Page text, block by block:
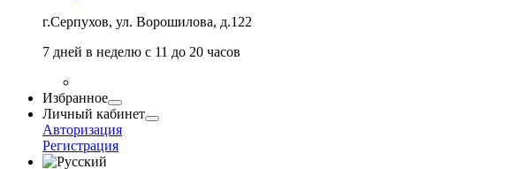
г.Серпухов, ул. Ворошилова, д.122
7 дней в неделю с 11 до 20 часов
Избранное
Личный кабинет
Авторизация
Регистрация